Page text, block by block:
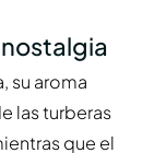
su aroma
las turberas
que el